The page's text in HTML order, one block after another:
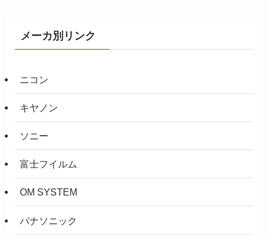
メーカ別リンク
ニコン
キヤノン
ソニー
富士フイルム
OM SYSTEM
パナソニック